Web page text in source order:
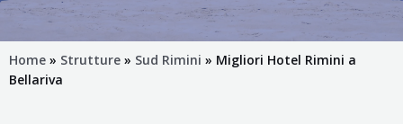
Home » Strutture » Sud Rimini » Migliori Hotel Rimini a
Bellariva